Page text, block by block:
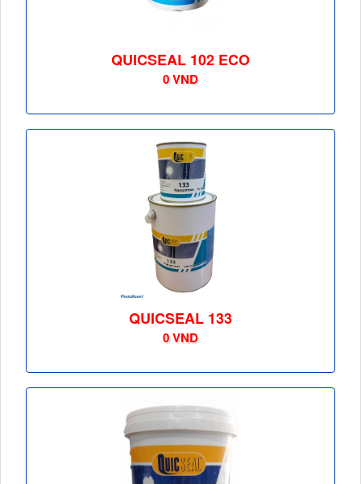
QUICSEAL 102 ECO
0 VND
QUICSEAL 133
0 VND